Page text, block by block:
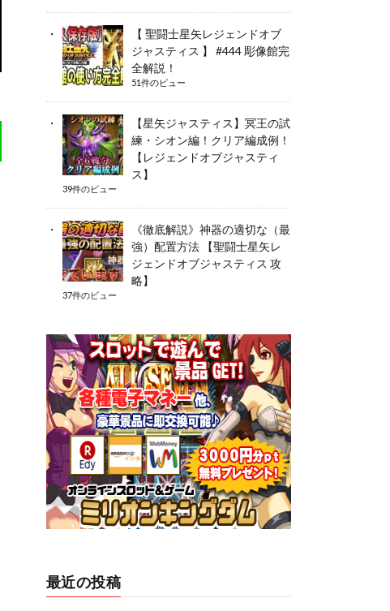
【 聖闘士星矢レジェンドオブ
ジャスティス 】 #444 彫像館完
全解説！
51件のビュー
【星矢ジャスティス】冥王の試
練・シオン編！クリア編成例！
【レジェンドオブジャスティ
ス】
39件のビュー
《徹底解説》神器の適切な（最
強）配置方法 【聖闘士星矢レ
ジェンドオブジャスティス 攻
略】
37件のビュー
最近の投稿